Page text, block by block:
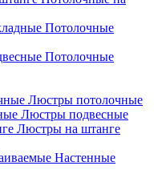
Потолочные
Потолочные
Люстры потолочные
Люстры подвесные
Люстры на штанге
Настенные